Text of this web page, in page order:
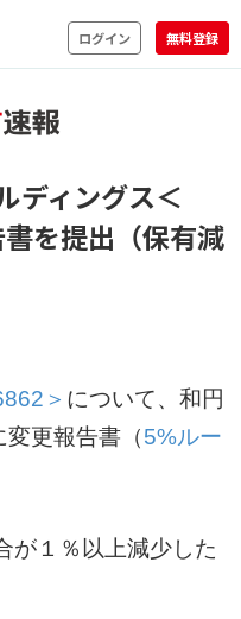
ログイン 無料登録
ディングス＜
を提出（保有減
＞ について、和円
更報告書（5%ルー
が１％以上減少した